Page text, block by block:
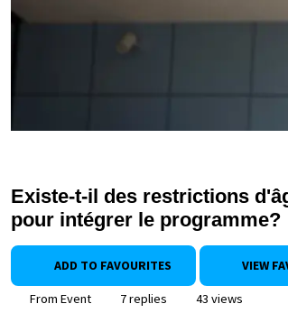
Existe-t-il des restrictions
pour intégrer le programme?
ADD TO FAVOURITES VIEW
From Event 7 replies
43 views